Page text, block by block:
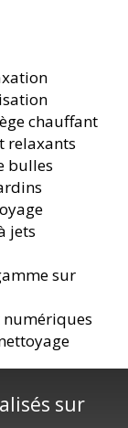
chauffant
relaxants
bulles
jets
sur
numériques
sur